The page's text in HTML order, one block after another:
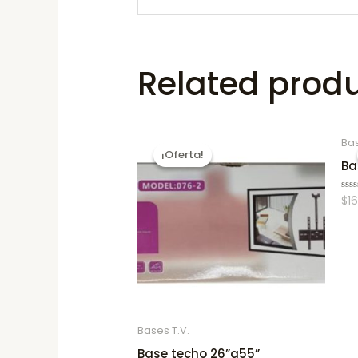
Related
¡Oferta!
¡Oferta!
Bases T.V.
Base techo 26”a55”
0
$